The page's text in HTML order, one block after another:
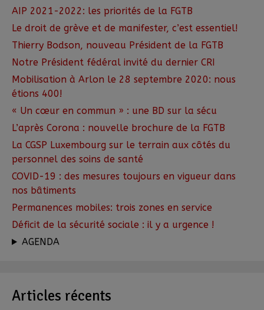
AIP 2021-2022: les priorités de la FGTB
Le droit de grève et de manifester, c’est essentiel!
Thierry Bodson, nouveau Président de la FGTB
Notre Président fédéral invité du dernier CRI
Mobilisation à Arlon le 28 septembre 2020: nous
étions 400!
« Un cœur en commun » : une BD sur la sécu
L’après Corona : nouvelle brochure de la FGTB
La CGSP Luxembourg sur le terrain aux côtés du
personnel des soins de santé
COVID-19 : des mesures toujours en vigueur dans
nos bâtiments
Permanences mobiles: trois zones en service
Déficit de la sécurité sociale : il y a urgence !
AGENDA
Articles récents